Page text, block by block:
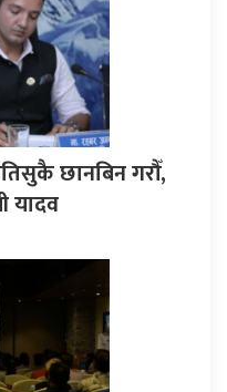
छानबिन गरौँ,
यादव